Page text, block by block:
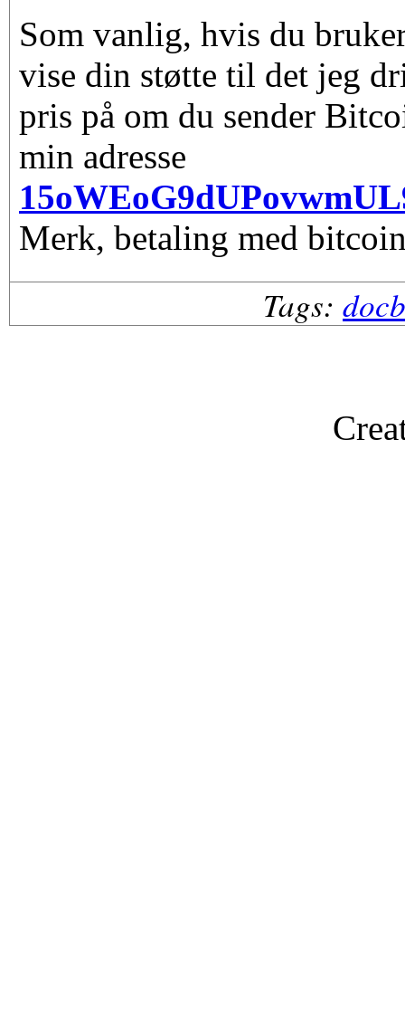
Som vanlig, hvis du
vise din støtte til det jeg
pris på om du sender
min adresse
Merk, betaling med
Tags: